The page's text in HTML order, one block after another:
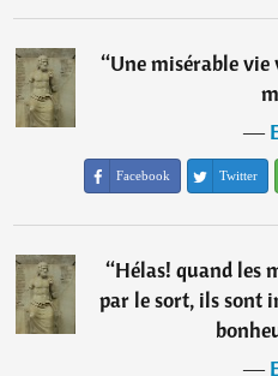
“Une misérable
―
Facebook Twitter
“Hélas! quand les
par le sort, ils sont
―